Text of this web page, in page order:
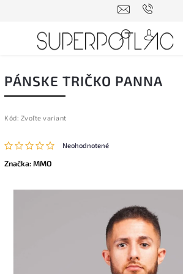
PÁNSKE TRIČKO PANNA
Kód: Zvoľte variant
Neohodnotené
Značka:MMO